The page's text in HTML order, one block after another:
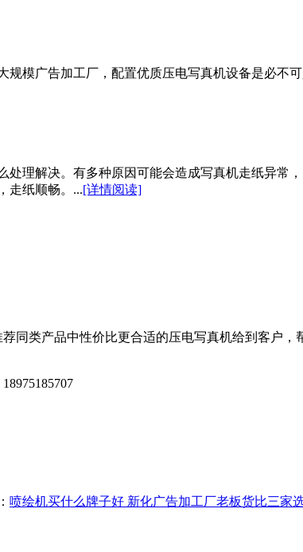
模广告加工厂，配置优质压电写真机设备是必不
理解决。有多种原因可能会造成写真机走纸异常
走纸顺畅。...[详情阅读]
类产品中性价比更合适的压电写真机给到客户，
喷绘机买什么牌子好 新化广告加工厂老板货比三家